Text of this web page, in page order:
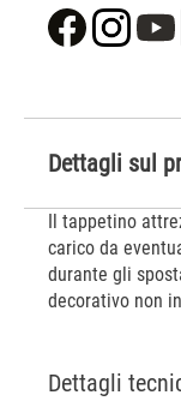
Dettagli sul
Il tappetino
carico da
durante gli
decorativo non
Dettagli